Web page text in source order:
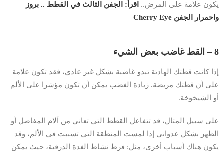
يكون علامة على المرض.. اقرأ:
الجفن الثالث في القطط .. بروز
واحمرار الجفن Cherry Eye
8 – القط غاضب بعض الشيء
إذا كانت قطتك الهادئة تبدو غاضبة بشكل غير عادي، فقد تكون علامة
على أن قطتك مريضة. زيادة الغضب يمكن أن تكون مؤشرا على الألم
أو الشيخوخة.
على سبيل المثال، قد تتفاعل القطط التي تعاني من آلام المفاصل أو
الظهر بشكل عدواني إذا لمست المنطقة التي تسببت في الألم، وقد
يكون هناك أسباب أخرى، مثل: فرط نشاط الغدة الدرقية، حيث يمكن